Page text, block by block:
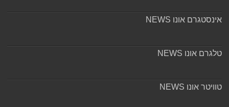
אינסטגרם אונו NEWS
טלגרם אונו NEWS
טוויטר אונו NEWS